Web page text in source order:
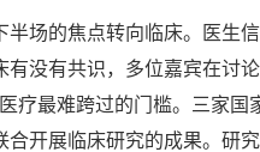
半场的焦点转向临床。医生
有没有共识，多位嘉宾在讨
疗最难跨过的门槛。三家国
合开展临床研究的成果。研